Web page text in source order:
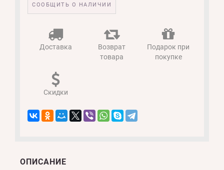
СООБЩИТЬ О НАЛИЧИИ
Доставка
Возврат
товара
Подарок при
покупке
Скидки
ОПИСАНИЕ